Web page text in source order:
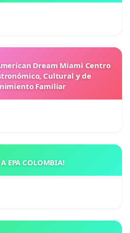
Dream Miami Centro
Cultural y de
Familiar
A EPA COLOMBIA!